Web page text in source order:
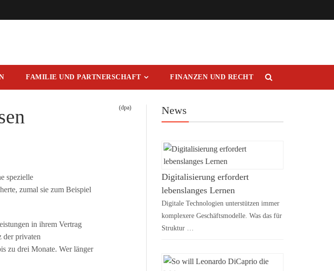
FAMILIE UND PARTNERSCHAFT FINANZEN UND RECHT
(dpa)
spezielle
zumal sie zum Beispiel
in ihrem Vertrag
der privaten
zu drei Monate. Wer länger
News
Digitalisierung erfordert
lebenslanges Lernen
Digitale Technologien unterstützen immer
komplexere Geschäftsmodelle. Was das für
Struktur …